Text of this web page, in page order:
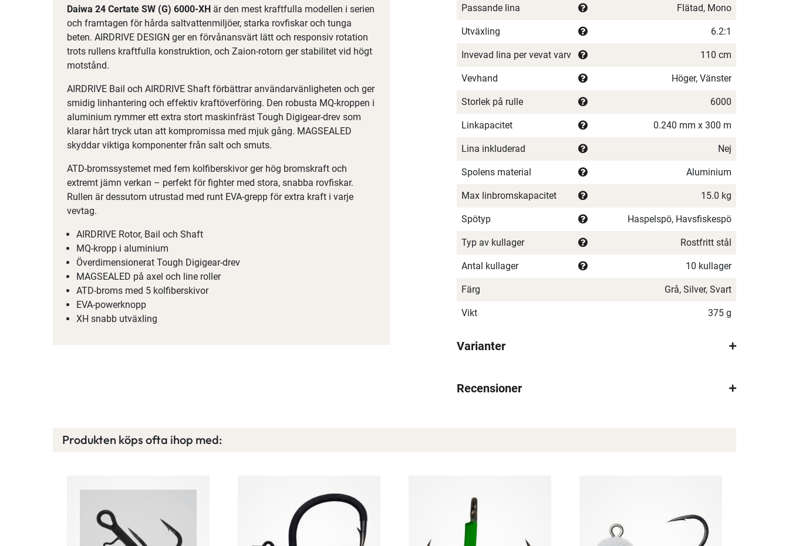
Ett exklusivt medlemskap med många förmåner.
Bättre priser, fri frakt på alla ordrar, bonuscheck varje månad
och mycket mer. Spara tusenlappar idag!
Daiwa 24 Certate SW (G) 6000-XH är den mest kraftfulla modellen i serien
och framtagen för hårda saltvattenmiljöer, starka rovfiskar och tunga
beten. AIRDRIVE DESIGN ger en förvånansvärt lätt och responsiv rotation
trots rullens kraftfulla konstruktion, och Zaion‑rotorn ger stabilitet vid högt
motstånd.
AIRDRIVE Bail och AIRDRIVE Shaft förbättrar användarvänligheten och ger
smidig linhantering och effektiv kraftöverföring. Den robusta MQ‑kroppen i
aluminium rymmer ett extra stort maskinfräst Tough Digigear‑drev som
klarar hårt tryck utan att kompromissa med mjuk gång. MAGSEALED
skyddar viktiga komponenter från salt och smuts.
ATD-bromssystemet med fem kolfiberskivor ger hög bromskraft och
extremt jämn verkan – perfekt för fighter med stora, snabba rovfiskar.
Rullen är dessutom utrustad med runt EVA‑grepp för extra kraft i varje
vevtag.
AIRDRIVE Rotor, Bail och Shaft
MQ-kropp i aluminium
Överdimensionerat Tough Digigear‑drev
MAGSEALED på axel och line roller
ATD-broms med 5 kolfiberskivor
EVA-powerknopp
XH snabb utväxling
Passande lina Flätad, Mono
Utväxling 6.2:1
Invevad lina per vevat varv 110 cm
Vevhand Höger, Vänster
Storlek på rulle 6000
Linkapacitet 0.240 mm x 300 m
Lina inkluderad Nej
Spolens material Aluminium
Max linbromskapacitet 15.0 kg
Spötyp Haspelspö, Havsfiskespö
Typ av kullager Rostfritt stål
Antal kullager 10 kullager
Färg Grå, Silver, Svart
Vikt 375 g
Varianter
Recensioner
Produkten köps ofta ihop med: